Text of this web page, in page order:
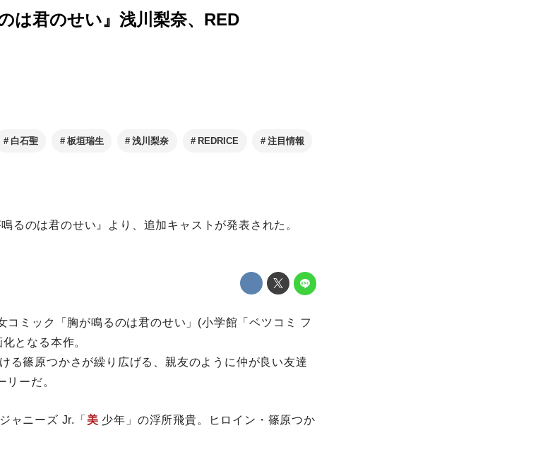
は君のせい』浅川梨奈、RED
白石聖 板垣瑞生 浅川梨奈 REDRICE 注目情報
るのは君のせい』より、追加キャストが発表された。
コミック「胸が鳴るのは君のせい」(小学館「ベツコミ フ
となる本作。
る篠原つかさが繰り広げる、親友のように仲が良い友達
リーだ。
ャニーズ Jr.「 美 少年」の浮所飛貴。ヒロイン・篠原つか